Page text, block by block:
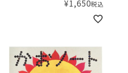
¥1,650税込